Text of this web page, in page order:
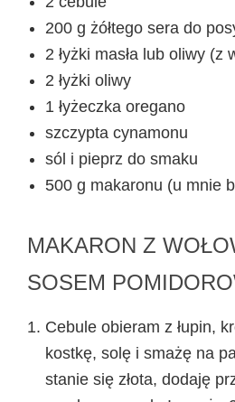
200 g żółtego sera do
2 łyżki masła lub oliwy (z
2 łyżki oliwy
1 łyżeczka oregano
szczypta cynamonu
sól i pieprz do smaku
500 g makaronu (u mnie
MAKARON Z
SOSEM
Cebule obieram z łupin,
kostkę, solę i smażę na
stanie się złota, dodaję